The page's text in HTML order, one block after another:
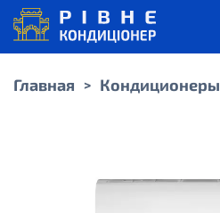
Главная > Кондиционеры